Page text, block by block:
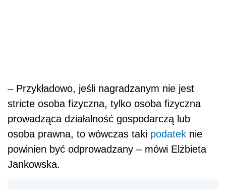
– Przykładowo, jeśli nagradzanym nie jest
stricte osoba fizyczna, tylko osoba fizyczna
prowadząca działalność gospodarczą lub
osoba prawna, to wówczas taki podatek nie
powinien być odprowadzany – mówi Elżbieta
Jankowska.